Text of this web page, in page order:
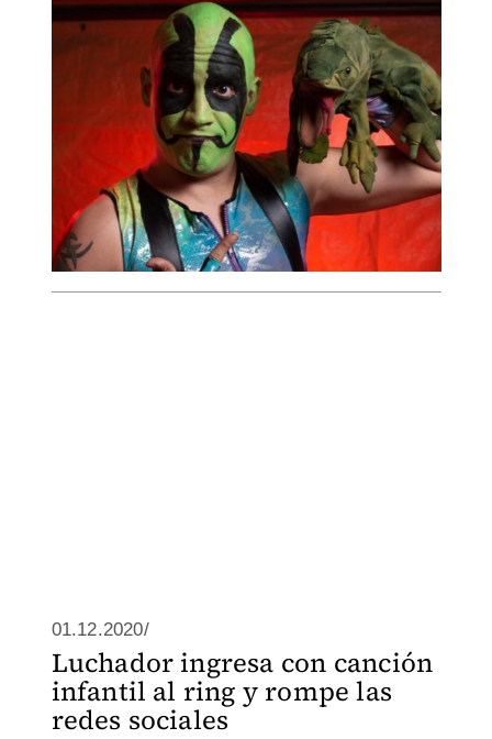
01.12.2020/
Luchador ingresa con canción
infantil al ring y rompe las
redes sociales